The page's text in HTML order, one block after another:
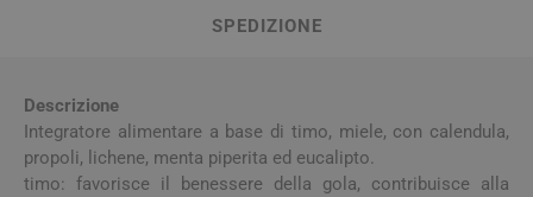
SPEDIZIONE
Descrizione
Integratore alimentare a base di timo, miele, con calendula,
propoli, lichene, menta piperita ed eucalipto.
timo: favorisce il benessere della gola, contribuisce alla